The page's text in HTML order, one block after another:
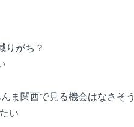
りがち？
ま関西で見る機会はなさそう
い